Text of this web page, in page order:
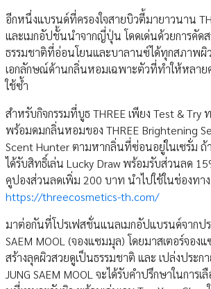
อีกหนึ่งแบรนด์ที่ครองใจสายบิวตี้มายาวนาน
และเมกอัปชั้นนำจากญี่ปุ่น โดดเด่นด้วยการคัด
ธรรมชาติที่อ่อนโยนและบาลานซ์ได้ทุกสภาพผิ
เอกลักษณ์ด้านกลิ่นหอมเฉพาะตัวที่ทำให้หลาย
ใช้ซ้ำ
สำหรับกิจกรรมที่บูธ THREE เพียง Test & Try
พร้อมดมกลิ่นหอมของ THREE Brightening
Scent Hunter ตามหากลิ่นที่ซ่อนอยู่ในเซรั่ม ถ้
ได้รับสิทธิ์เล่น Lucky Draw พร้อมรับส่วนลด
คูปองส่วนลดเพิ่ม 200 บาท นำไปใช้ในช่องทา
https://threecosmetics-th.com/
มาต่อกันที่โปรเฟสชั่นแนลเมกอัปแบรนด์จากปร
SAEM MOOL (จองแซมมุล) โดยมาสเตอร์จอง
สร้างลุคผิวสวยดูเป็นธรรมชาติ และ เปล่งประก
JUNG SAEM MOOL จะได้รับคำปรึกษาในการ